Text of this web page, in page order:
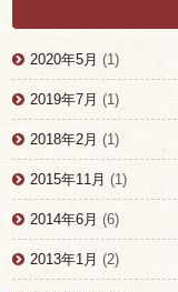
2020年5月 (1)
2019年7月 (1)
2018年2月 (1)
2015年11月 (1)
2014年6月 (6)
2013年1月 (2)